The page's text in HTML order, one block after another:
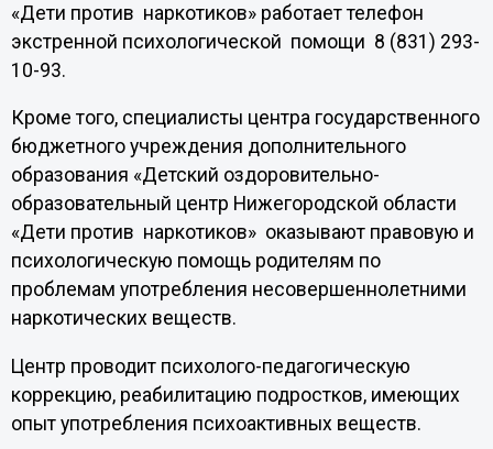
«Дети против наркотиков» работает телефон
экстренной психологической помощи 8 (831) 293-
10-93.
Кроме того, специалисты центра государственного
бюджетного учреждения дополнительного
образования «Детский оздоровительно-
образовательный центр Нижегородской области
«Дети против наркотиков» оказывают правовую и
психологическую помощь родителям по
проблемам употребления несовершеннолетними
наркотических веществ.
Центр проводит психолого-педагогическую
коррекцию, реабилитацию подростков, имеющих
опыт употребления психоактивных веществ.